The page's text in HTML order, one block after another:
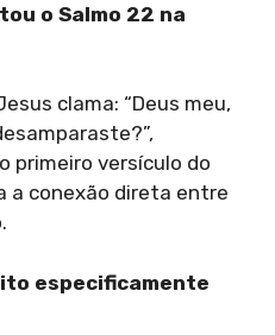
o Salmo 22 na
clama: “Deus meu,
primeiro versículo do
a conexão direta entre
especificamente